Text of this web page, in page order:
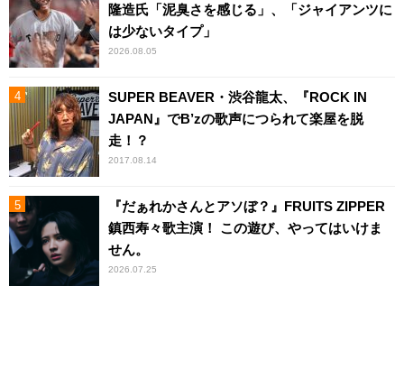
隆造氏「泥臭さを感じる」、「ジャイアンツに
は少ないタイプ」
2026.08.05
SUPER BEAVER・渋谷龍太、『ROCK IN
JAPAN』でB’zの歌声につられて楽屋を脱
走！？
2017.08.14
『だぁれかさんとアソぼ？』FRUITS ZIPPER
鎮西寿々歌主演！ この遊び、やってはいけま
せん。
2026.07.25